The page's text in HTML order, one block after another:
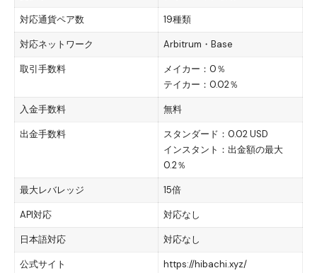
対応通貨ペア数 19種類
対応ネットワーク Arbitrum・Base
取引手数料
メイカー：0％
テイカー：0.02％
入金手数料 無料
出金手数料
スタンダード：0.02 USD
インスタント：出金額の最大
0.2％
最大レバレッジ 15倍
API対応 対応なし
日本語対応 対応なし
公式サイト https://hibachi.xyz/